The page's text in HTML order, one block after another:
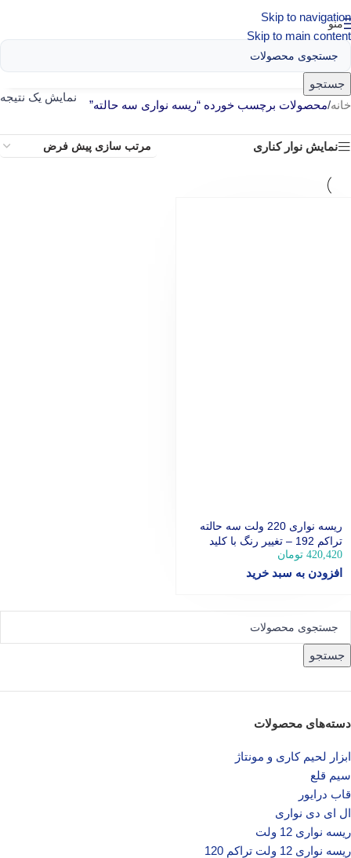
Skip to navigation
Skip to main content
منو
جستجو
جستجو
دسته‌های محصولات
ابزار لحیم کاری و مونتاژ
سیم قلع
قاب درایور
ال ای دی‌ نواری
ریسه نواری 12 ولت
ریسه نواری 12 ولت تراکم 120
خانه/محصولات برچسب خورده “ریسه نواری سه حالته”
نمایش یک نتیجه
نمایش نوار کناری
ریسه نواری 220 ولت سه حالته
تراکم 192 – تغییر رنگ با کلید
420,420 تومان
افزودن به سبد خرید